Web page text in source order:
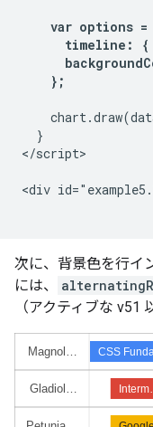
var options
timeline:
    };
  }
</script>
<div
次に、背景色を行イ
には、
（アクティブな v51